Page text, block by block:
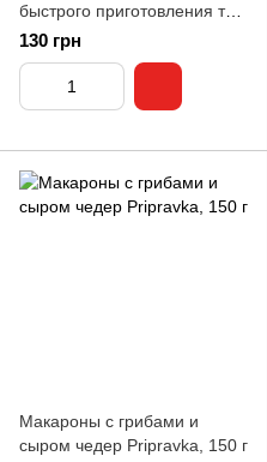
быстрого приготовления тм
Сто Пудов, 344 г
130 грн
Макароны с грибами и
сыром чедер Pripravka, 150 г